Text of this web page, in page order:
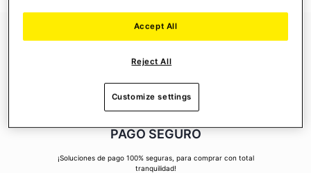
PAGO SEGURO
¡Soluciones de pago 100% seguras, para comprar con total
tranquilidad!
Reject All
Accept All
Customize settings